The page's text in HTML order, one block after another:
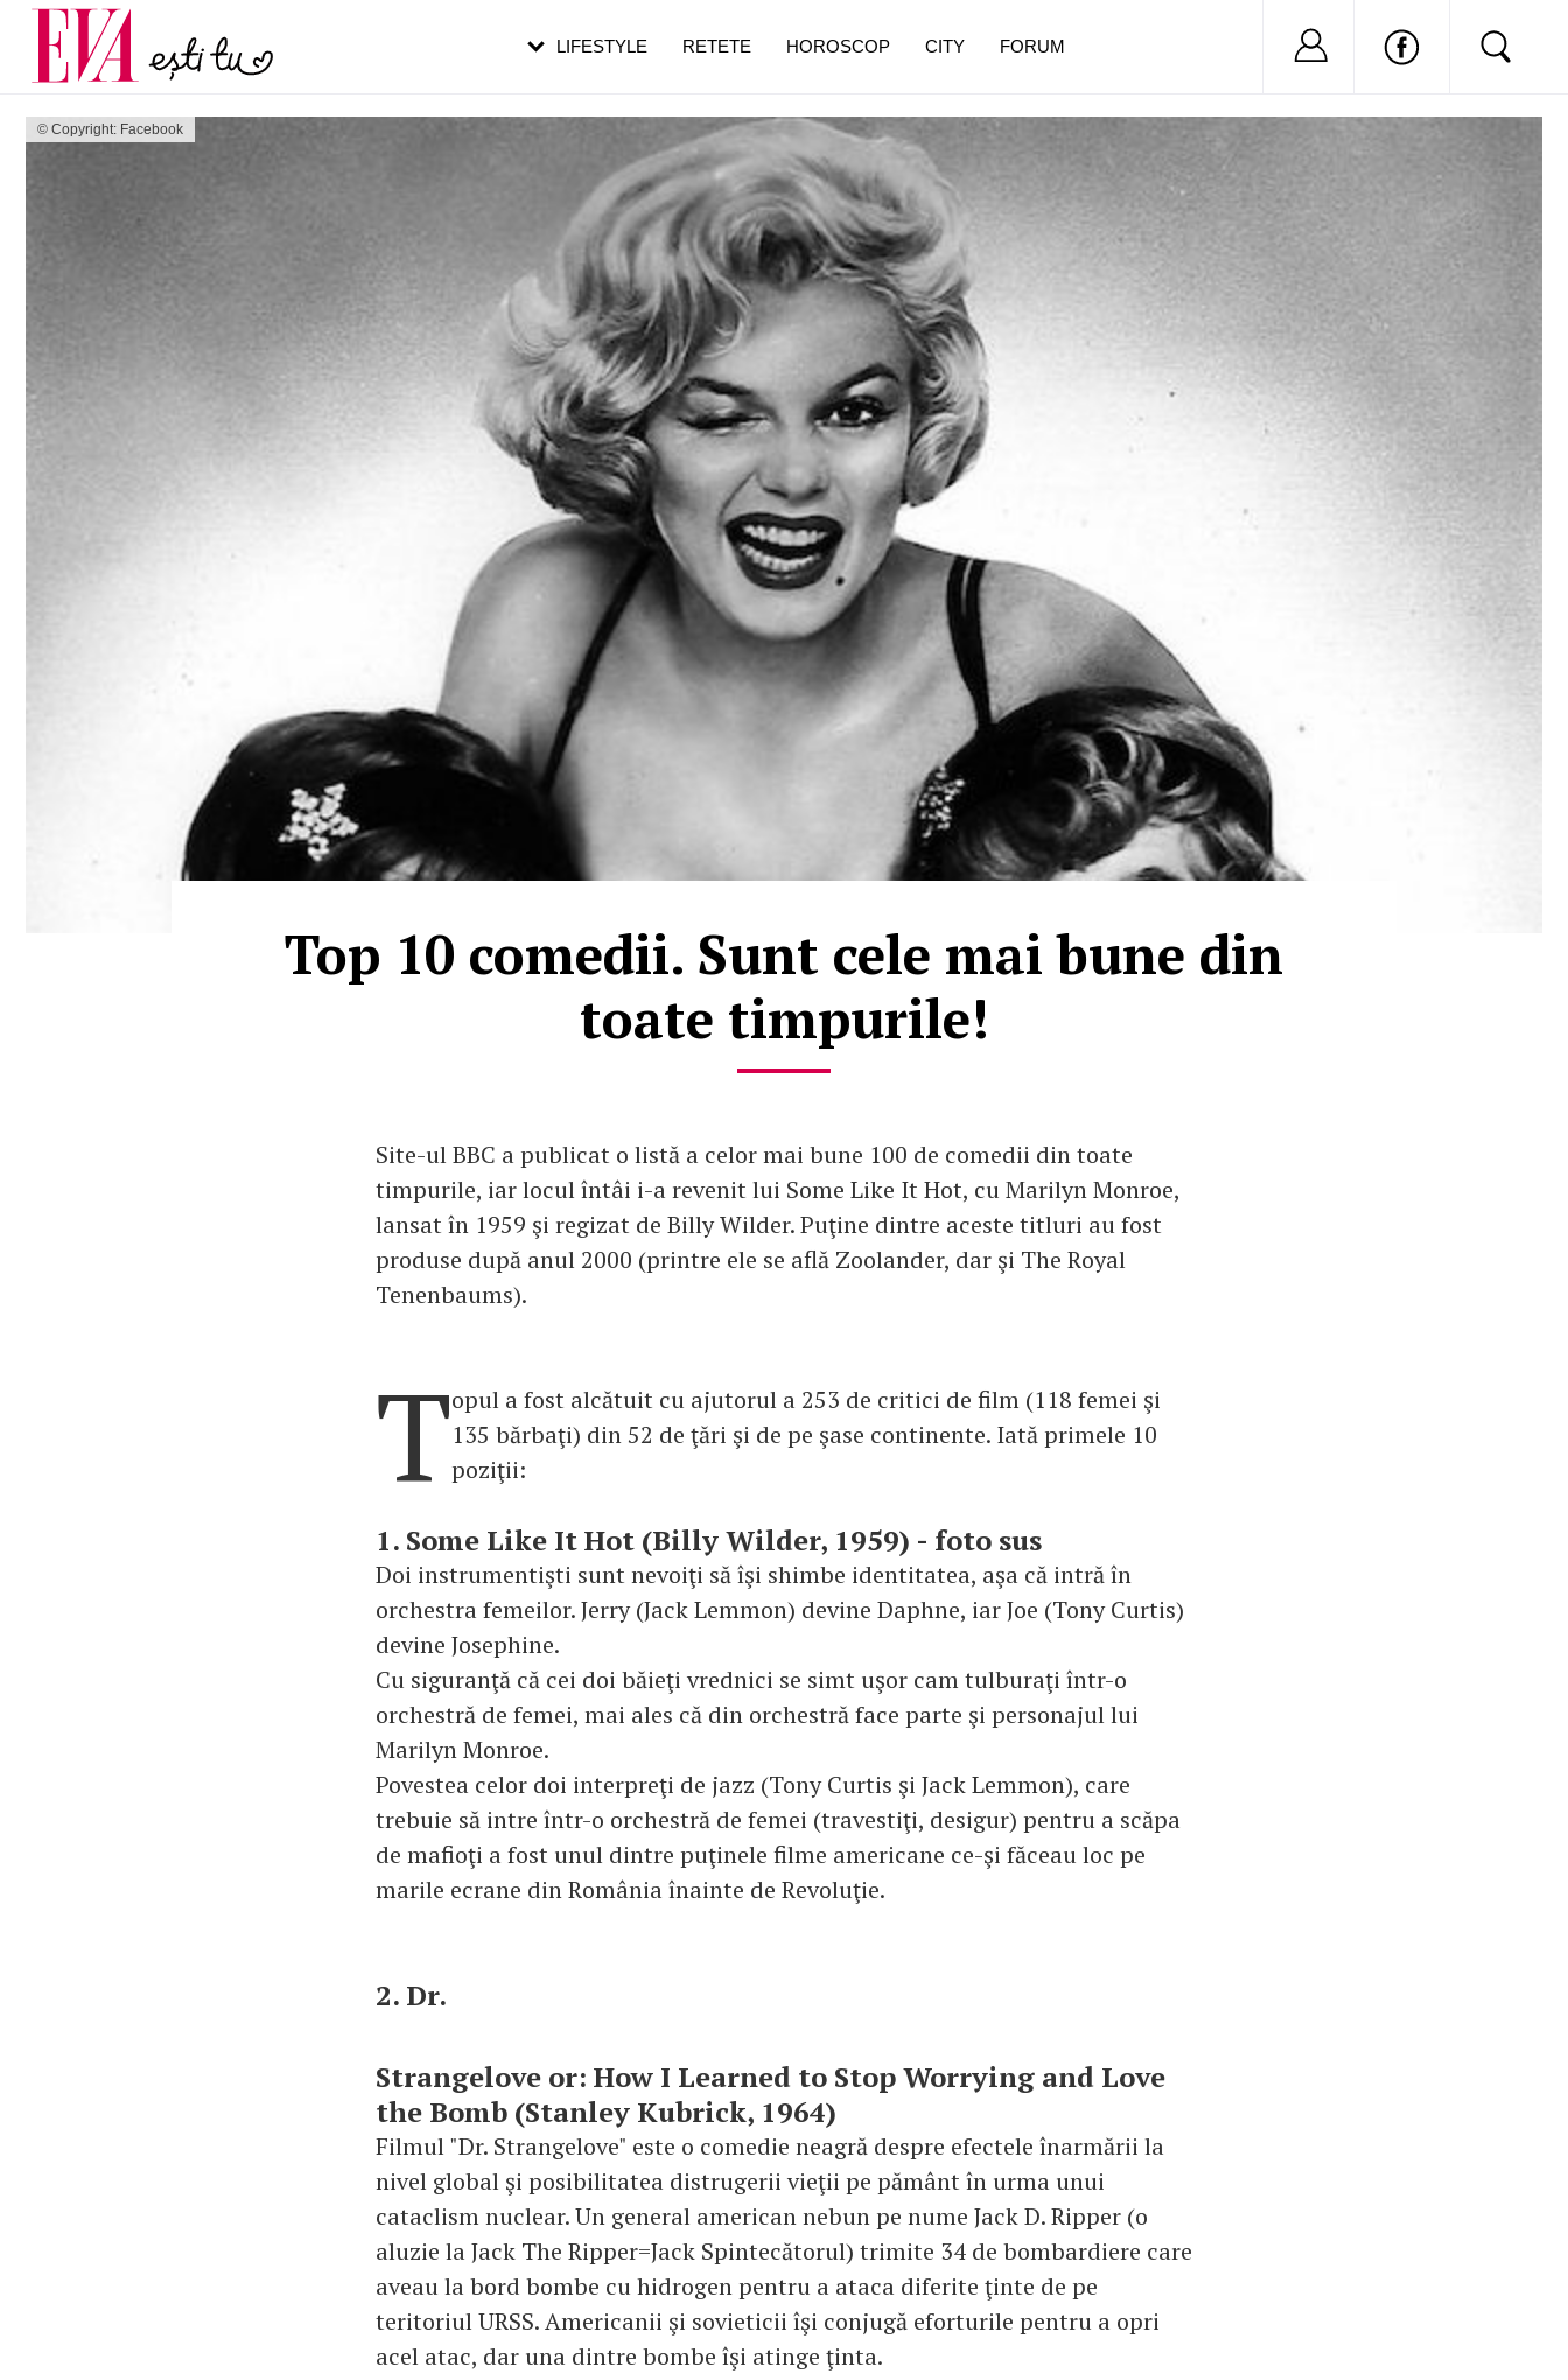
© Copyright: Facebook
Top 10 comedii. Sunt cele mai bune din
toate timpurile!
Site-ul BBC a publicat o listă a celor mai bune 100 de comedii din toate
timpurile, iar locul întâi i-a revenit lui Some Like It Hot, cu Marilyn Monroe,
lansat în 1959 şi regizat de Billy Wilder. Puţine dintre aceste titluri au fost
produse după anul 2000 (printre ele se află Zoolander, dar şi The Royal
Tenenbaums).
Topul a fost alcătuit cu ajutorul a 253 de critici de film (118 femei şi
135 bărbaţi) din 52 de ţări şi de pe şase continente. Iată primele 10
poziţii:
1. Some Like It Hot (Billy Wilder, 1959) - foto sus
Doi instrumentişti sunt nevoiţi să îşi shimbe identitatea, aşa că intră în
orchestra femeilor. Jerry (Jack Lemmon) devine Daphne, iar Joe (Tony Curtis)
devine Josephine.
Cu siguranţă că cei doi băieţi vrednici se simt uşor cam tulburaţi într-o
orchestră de femei, mai ales că din orchestră face parte şi personajul lui
Marilyn Monroe.
Povestea celor doi interpreţi de jazz (Tony Curtis şi Jack Lemmon), care
trebuie să intre într-o orchestră de femei (travestiţi, desigur) pentru a scăpa
de mafioţi a fost unul dintre puţinele filme americane ce-şi făceau loc pe
marile ecrane din România înainte de Revoluţie.
2. Dr.
Strangelove or: How I Learned to Stop Worrying and Love
the Bomb (Stanley Kubrick, 1964)
Filmul "Dr. Strangelove" este o comedie neagră despre efectele înarmării la
nivel global şi posibilitatea distrugerii vieţii pe pământ în urma unui
cataclism nuclear. Un general american nebun pe nume Jack D. Ripper (o
aluzie la Jack The Ripper=Jack Spintecătorul) trimite 34 de bombardiere care
aveau la bord bombe cu hidrogen pentru a ataca diferite ţinte de pe
teritoriul URSS. Americanii şi sovieticii îşi conjugă eforturile pentru a opri
acel atac, dar una dintre bombe îşi atinge ţinta.
LIFESTYLE RETETE HOROSCOP CITY FORUM Nu ai cont?
Carieră
Actualitate
pe măsură ce înaintezi în vârstă
de dureroasă este investigația